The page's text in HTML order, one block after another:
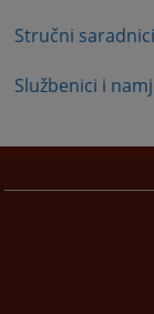
Stručni saradnici
Službenici i